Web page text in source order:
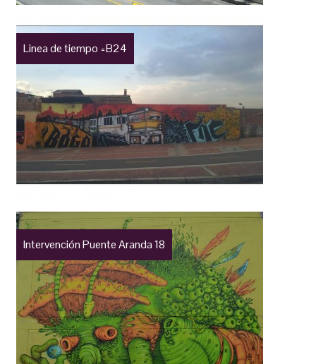
Linea de tiempo =B24
Intervención Puente Aranda 18